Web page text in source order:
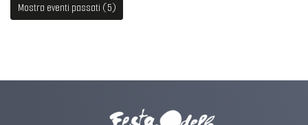
Mostra eventi passati (5)